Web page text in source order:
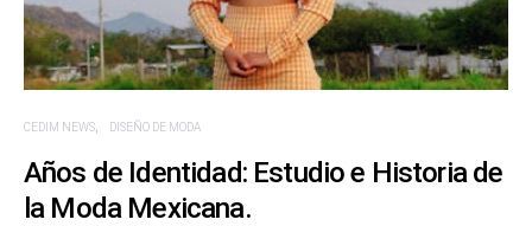
CEDIM NEWS DISEÑO DE MODA
Años de Identidad: Estudio e Historia de
la Moda Mexicana.